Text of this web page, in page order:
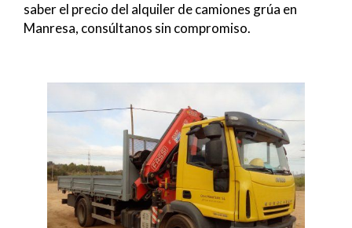
saber el precio del alquiler de camiones grúa en
Manresa, consúltanos sin compromiso.